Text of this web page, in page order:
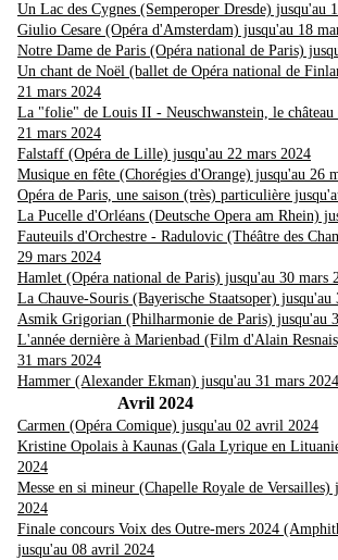
Un Lac des Cygnes (Semperoper Dresde) jusqu'au
Giulio Cesare (Opéra d'Amsterdam) jusqu'au 18
Notre Dame de Paris (Opéra national de Paris)
Un chant de Noël (ballet de Opéra national de
21 mars 2024
La "folie" de Louis II - Neuschwanstein, le château
21 mars 2024
Falstaff (Opéra de Lille) jusqu'au 22 mars 2024
Musique en fête (Chorégies d'Orange) jusqu'au 26
Opéra de Paris, une saison (très) particulière
La Pucelle d'Orléans (Deutsche Opera am Rhein)
Fauteuils d'Orchestre - Radulovic (Théâtre des
29 mars 2024
Hamlet (Opéra national de Paris) jusqu'au 30 mars
La Chauve-Souris (Bayerische Staatsoper) jusqu'au
Asmik Grigorian (Philharmonie de Paris) jusqu'au
L'année dernière à Marienbad (Film d'Alain
31 mars 2024
Hammer (Alexander Ekman) jusqu'au 31 mars 2024
Avril 2024
Carmen (Opéra Comique) jusqu'au 02 avril 2024
Kristine Opolais à Kaunas (Gala Lyrique en
2024
Messe en si mineur (Chapelle Royale de
2024
Finale concours Voix des Outre-mers 2024
jusqu'au 08 avril 2024